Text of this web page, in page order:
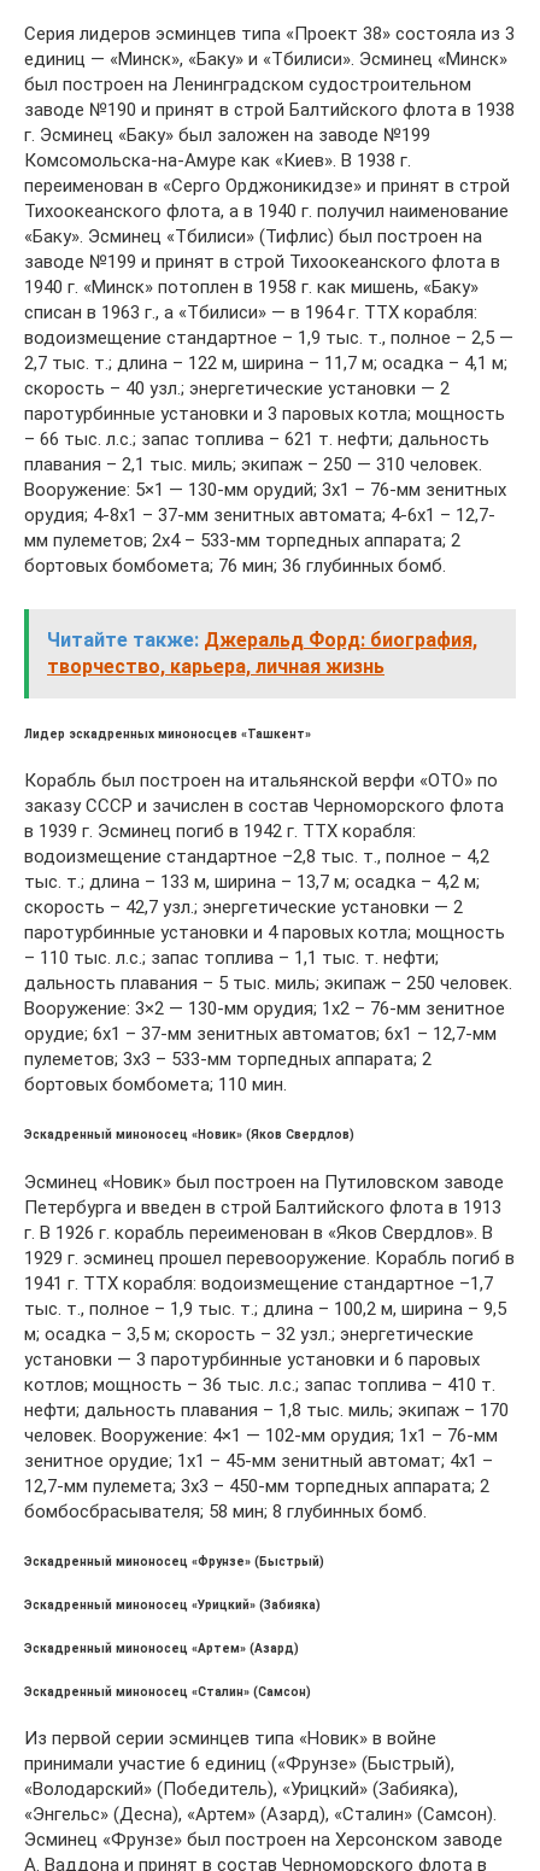
Серия лидеров эсминцев типа «Проект 38» состояла из 3
единиц — «Минск», «Баку» и «Тбилиси». Эсминец «Минск»
был построен на Ленинградском судостроительном
заводе №190 и принят в строй Балтийского флота в 1938
г. Эсминец «Баку» был заложен на заводе №199
Комсомольска-на-Амуре как «Киев». В 1938 г.
переименован в «Серго Орджоникидзе» и принят в строй
Тихоокеанского флота, а в 1940 г. получил наименование
«Баку». Эсминец «Тбилиси» (Тифлис) был построен на
заводе №199 и принят в строй Тихоокеанского флота в
1940 г. «Минск» потоплен в 1958 г. как мишень, «Баку»
списан в 1963 г., а «Тбилиси» — в 1964 г. ТТХ корабля:
водоизмещение стандартное – 1,9 тыс. т., полное – 2,5 —
2,7 тыс. т.; длина – 122 м, ширина – 11,7 м; осадка – 4,1 м;
скорость – 40 узл.; энергетические установки — 2
паротурбинные установки и 3 паровых котла; мощность
– 66 тыс. л.с.; запас топлива – 621 т. нефти; дальность
плавания – 2,1 тыс. миль; экипаж – 250 — 310 человек.
Вооружение: 5×1 — 130-мм орудий; 3х1 – 76-мм зенитных
орудия; 4-8х1 – 37-мм зенитных автомата; 4-6х1 – 12,7-
мм пулеметов; 2х4 – 533-мм торпедных аппарата; 2
бортовых бомбомета; 76 мин; 36 глубинных бомб.
Читайте также: Джеральд Форд: биография,
творчество, карьера, личная жизнь
Лидер эскадренных миноносцев «Ташкент»
Корабль был построен на итальянской верфи «OTO» по
заказу СССР и зачислен в состав Черноморского флота
в 1939 г. Эсминец погиб в 1942 г. ТТХ корабля:
водоизмещение стандартное –2,8 тыс. т., полное – 4,2
тыс. т.; длина – 133 м, ширина – 13,7 м; осадка – 4,2 м;
скорость – 42,7 узл.; энергетические установки — 2
паротурбинные установки и 4 паровых котла; мощность
– 110 тыс. л.с.; запас топлива – 1,1 тыс. т. нефти;
дальность плавания – 5 тыс. миль; экипаж – 250 человек.
Вооружение: 3×2 — 130-мм орудия; 1х2 – 76-мм зенитное
орудие; 6х1 – 37-мм зенитных автоматов; 6х1 – 12,7-мм
пулеметов; 3х3 – 533-мм торпедных аппарата; 2
бортовых бомбомета; 110 мин.
Эскадренный миноносец «Новик» (Яков Свердлов)
Эсминец «Новик» был построен на Путиловском заводе
Петербурга и введен в строй Балтийского флота в 1913
г. В 1926 г. корабль переименован в «Яков Свердлов». В
1929 г. эсминец прошел перевооружение. Корабль погиб в
1941 г. ТТХ корабля: водоизмещение стандартное –1,7
тыс. т., полное – 1,9 тыс. т.; длина – 100,2 м, ширина – 9,5
м; осадка – 3,5 м; скорость – 32 узл.; энергетические
установки — 3 паротурбинные установки и 6 паровых
котлов; мощность – 36 тыс. л.с.; запас топлива – 410 т.
нефти; дальность плавания – 1,8 тыс. миль; экипаж – 170
человек. Вооружение: 4×1 — 102-мм орудия; 1х1 – 76-мм
зенитное орудие; 1х1 – 45-мм зенитный автомат; 4х1 –
12,7-мм пулемета; 3х3 – 450-мм торпедных аппарата; 2
бомбосбрасывателя; 58 мин; 8 глубинных бомб.
Эскадренный миноносец «Фрунзе» (Быстрый)
Эскадренный миноносец «Урицкий» (Забияка)
Эскадренный миноносец «Артем» (Азард)
Эскадренный миноносец «Сталин» (Самсон)
Из первой серии эсминцев типа «Новик» в войне
принимали участие 6 единиц («Фрунзе» (Быстрый),
«Володарский» (Победитель), «Урицкий» (Забияка),
«Энгельс» (Десна), «Артем» (Азард), «Сталин» (Самсон).
Эсминец «Фрунзе» был построен на Херсонском заводе
А. Ваддона и принят в состав Черноморского флота в